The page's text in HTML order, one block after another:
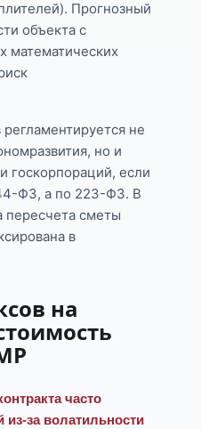
Прогнозный
объекта с
математических
не
но и
госкорпораций, если
ФЗ, а по 223-ФЗ. В
пересчета сметы
в
на
часто
из-за волатильности